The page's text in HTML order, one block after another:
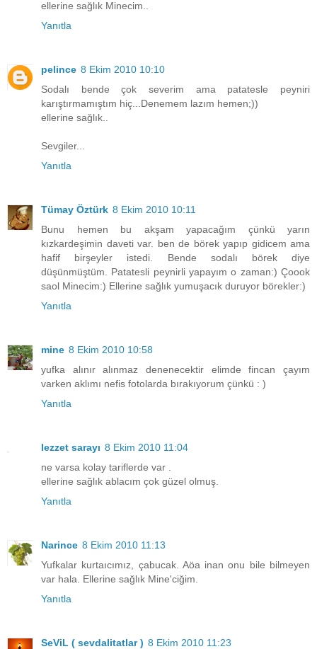
ellerine sağlık Minecim..
Yanıtla
pelince 8 Ekim 2010 10:10
Sodalı bende çok severim ama patatesle peyniri
karıştırmamıştım hiç...Denemem lazım hemen;))
ellerine sağlık..
Sevgiler...
Yanıtla
Tümay Öztürk 8 Ekim 2010 10:11
Bunu hemen bu akşam yapacağım çünkü yarın
kızkardeşimin daveti var. ben de börek yapıp gidicem ama
hafif birşeyler istedi. Bende sodalı börek diye
düşünmüştüm. Patatesli peynirli yapayım o zaman:) Çoook
saol Minecim:) Ellerine sağlık yumuşacık duruyor börekler:)
Yanıtla
mine 8 Ekim 2010 10:58
yufka alınır alınmaz denenecektir elimde fincan çayım
varken aklımı nefis fotolarda bırakıyorum çünkü : )
Yanıtla
lezzet sarayı 8 Ekim 2010 11:04
ne varsa kolay tariflerde var .
ellerine sağlık ablacım çok güzel olmuş.
Yanıtla
Narince 8 Ekim 2010 11:13
Yufkalar kurtaıcımız, çabucak. Aöa inan onu bile bilmeyen
var hala. Ellerine sağlık Mine'ciğim.
Yanıtla
SeViL ( sevdalitatlar ) 8 Ekim 2010 11:23